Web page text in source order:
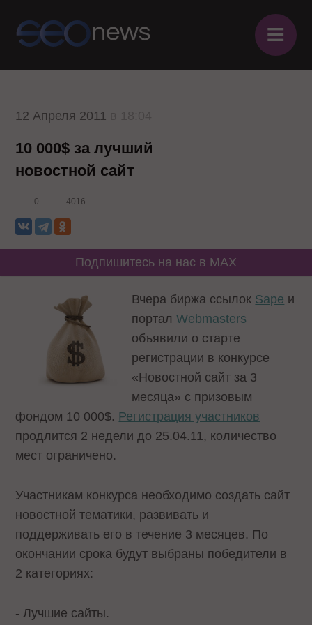
≡
12 Апреля 2011
10 000$ за лучший
новостной сайт
0 4016
Подпишитесь на нас в MAX
Вчера биржа ссылок Sape и
порталWebmasters
объявили о старте
регистрации в конкурсе
«Новостной сайт за 3
месяца» с призовым
фондом 10 000$. Регистрация участников
продлится 2 недели до 25.04.11, количество
мест ограничено.
Участникам конкурса необходимо создать сайт
новостной тематики, развивать и
поддерживать его в течение 3 месяцев. По
окончании срока будут выбраны победители в
2 категориях:
- Лучшие сайты.